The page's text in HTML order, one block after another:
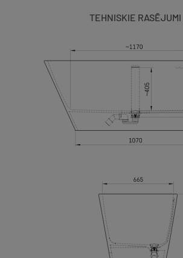
TEHNISKIE RASĒJUMI